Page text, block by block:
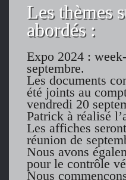
Les thèmes
abordés :
Expo 2024 :
septembre.
Les documents
été joints au
vendredi 20
Patrick à réalisé
Les affiches
réunion de
Nous avons
pour le contrôle
Nous